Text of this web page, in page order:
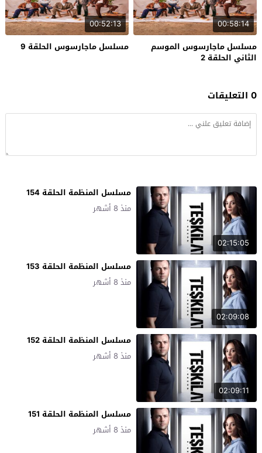
00:58:14
مسلسل ماجارسوس الموسم
الثاني الحلقة 2
00:52:13
مسلسل ماجارسوس الحلقة 9
0 التعليقات
02:15:05
مسلسل المنظمة الحلقة 154
منذ 8 أشهر
02:09:08
مسلسل المنظمة الحلقة 153
منذ 8 أشهر
02:09:11
مسلسل المنظمة الحلقة 152
منذ 8 أشهر
مسلسل المنظمة الحلقة 151
منذ 8 أشهر